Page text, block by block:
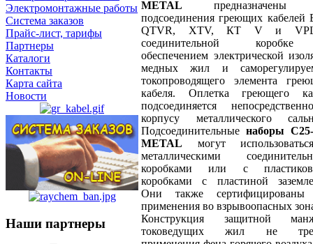
Электромонтажные работы
Система заказов
Прайс-лист, тарифы
Партнеры
Каталоги
Контакты
Карта сайта
Новости
Наши партнеры
METAL предназначены
подсоединения греющих кабелей
QTVR, ХТV, КТ V и
соединительной
обеспечением электрической
медных жил и
токопроводящего элемента
кабеля. Оплетка греющего
подсоединяется
корпусу металлического
Подсоединительные наборы
METAL могут
металлическими
коробками или с
коробками с пластиной
Они также сертифицированы
применения во взрывоопасных
Конструкция защитной
токоведущих жил не